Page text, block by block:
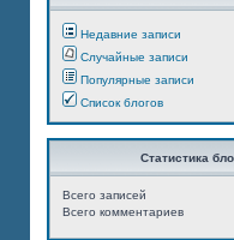
Недавние записи
Случайные записи
Популярные записи
Список блогов
Статистика
Всего записей
Всего комментариев